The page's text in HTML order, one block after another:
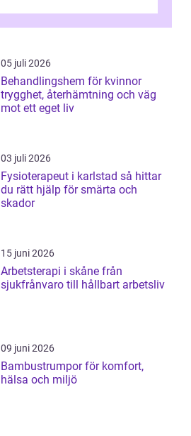
05 juli 2026
Behandlingshem för kvinnor
trygghet, återhämtning och väg
mot ett eget liv
03 juli 2026
Fysioterapeut i karlstad så hittar
du rätt hjälp för smärta och
skador
15 juni 2026
Arbetsterapi i skåne från
sjukfrånvaro till hållbart arbetsliv
09 juni 2026
Bambustrumpor för komfort,
hälsa och miljö